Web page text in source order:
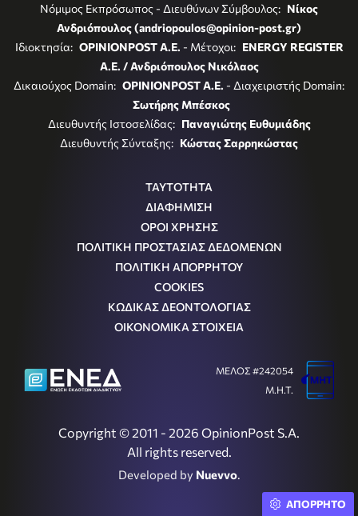
Νόμιμος Εκπρόσωπος - Διευθύνων Σύμβουλος: Νίκος
Ανδριόπουλος (andriopoulos@opinion-post.gr)
Ιδιοκτησία: OPINIONPOST A.E. - Μέτοχοι: ENERGY REGISTER
Α.Ε. / Ανδριόπουλος Νικόλαος
Δικαιούχος Domain: OPINIONPOST A.E. - Διαχειριστής Domain:
Σωτήρης Μπέσκος
Διευθυντής Ιστοσελίδας: Παναγιώτης Ευθυμιάδης
Διευθυντής Σύνταξης: Κώστας Σαρρηκώστας
ΤΑΥΤΟΤΗΤΑ
ΔΙΑΦΗΜΙΣΗ
ΟΡΟΙ ΧΡΗΣΗΣ
ΠΟΛΙΤΙΚΗ ΠΡΟΣΤΑΣΙΑΣ ΔΕΔΟΜΕΝΩΝ
ΠΟΛΙΤΙΚΗ ΑΠΟΡΡΗΤΟΥ
COOKIES
ΚΩΔΙΚΑΣ ΔΕΟΝΤΟΛΟΓΙΑΣ
ΟΙΚΟΝΟΜΙΚΑ ΣΤΟΙΧΕΙΑ
Copyright © 2011 - 2026 OpinionPost S.A.
All rights reserved.
Developed by Nuevvo.
ΜΕΛΟΣ #242054
Μ.Η.Τ.
ΑΠΟΡΡΗΤΟ